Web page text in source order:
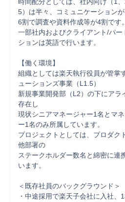
5）は半々、コミュニケーションが
6割で調査や資料作成等が4割です。
一部社内およびクライアント/パ
ションは英語で行います。
【働く環境】
組織としては楽天執行役員が管掌
ューションズ事業（L1.5）
新規事業開発部（L2）の下にアラ
存在し
現状シニアマネージャー1名とマ
ー1名のみ所属しています。
プロジェクトとしては、プロダク
他部署の
ステークホルダー数名と綿密に連
います。
＜既存社員のバックグラウンド＞
・中途採用で楽天子会社に入社、